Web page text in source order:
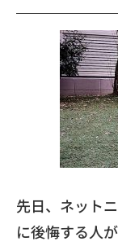
先日、ネット
に後悔する人